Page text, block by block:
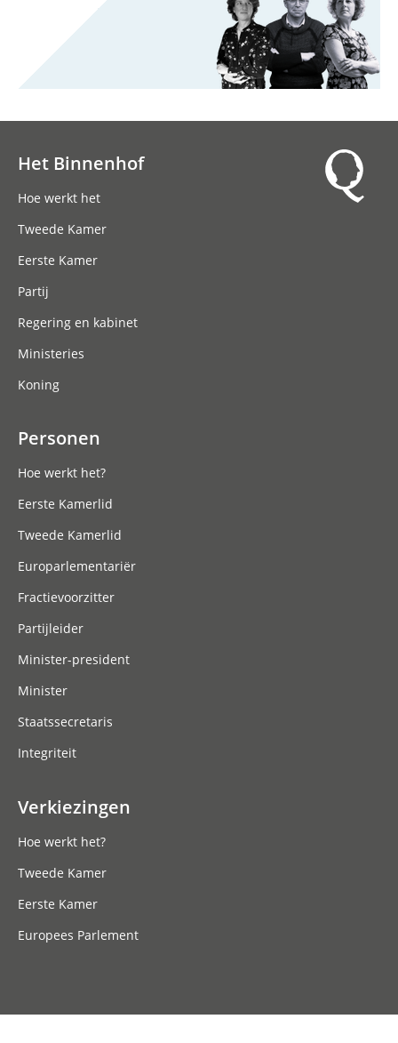
Het Binnenhof
Hoe werkt het
Tweede Kamer
Eerste Kamer
Partij
Regering en kabinet
Ministeries
Koning
Personen
Hoe werkt het?
Eerste Kamerlid
Tweede Kamerlid
Europarlementariër
Fractievoorzitter
Partijleider
Minister-president
Minister
Staatssecretaris
Integriteit
Verkiezingen
Hoe werkt het?
Tweede Kamer
Eerste Kamer
Europees Parlement